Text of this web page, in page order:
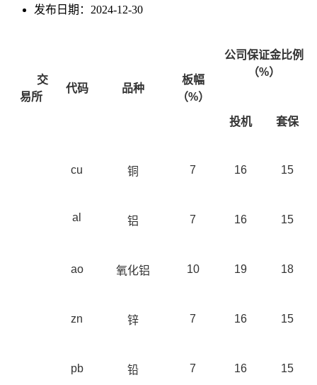
发布日期：2024-12-30
交
易所
代码 品种
板幅
（%）
公司保证金比例
（%）
投机 套保
cu 铜 7 16 15
al 铝 7 16 15
ao 氧化铝 10 19 18
zn 锌 7 16 15
pb 铅 7 16 15